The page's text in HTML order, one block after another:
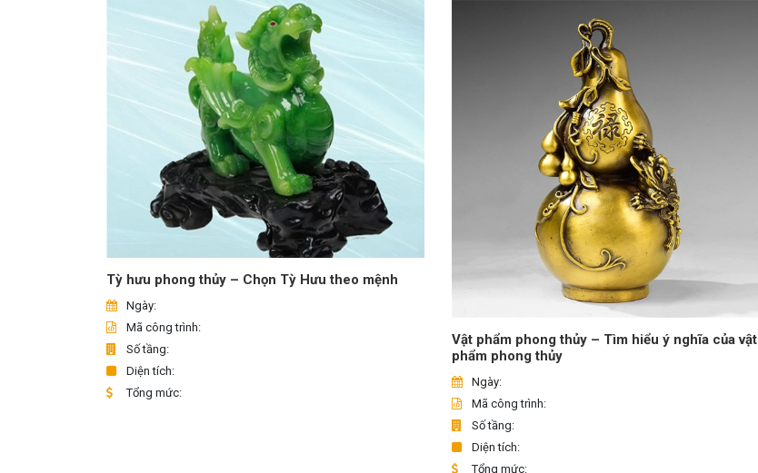
Tỳ hưu phong thủy – Chọn Tỳ Hưu theo mệnh
Ngày:
Mã công trình:
Số tầng:
Diện tích:
Tổng mức:
Vật phẩm phong thủy – Tìm hiểu ý nghĩa của vật
phẩm phong thủy
Ngày:
Mã công trình:
Số tầng:
Diện tích:
Tổng mức: